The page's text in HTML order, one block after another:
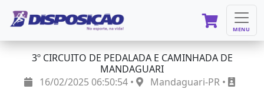
MENU
3º CIRCUITO DE PEDALADA E CAMINHADA DE
MANDAGUARI
16/02/2025 06:50:54 •
Mandaguari-PR •